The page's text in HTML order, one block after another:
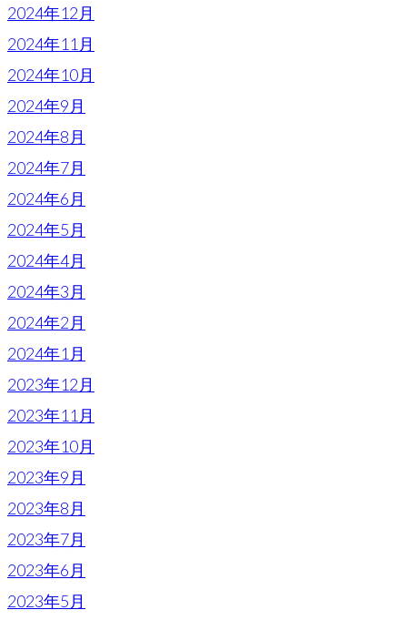
2024年12月
2024年11月
2024年10月
2024年9月
2024年8月
2024年7月
2024年6月
2024年5月
2024年4月
2024年3月
2024年2月
2024年1月
2023年12月
2023年11月
2023年10月
2023年9月
2023年8月
2023年7月
2023年6月
2023年5月